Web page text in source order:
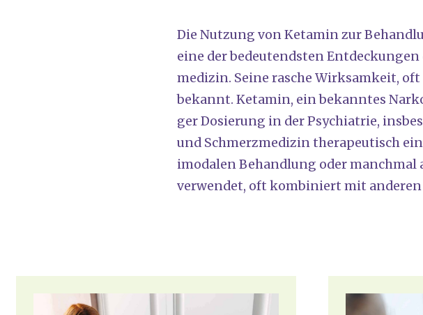
Die Nut­zung von Ket­amin zur
eine der bedeu­tends­ten
me­di­zin. Sei­ne rasche Wirk­sam­keit,
bekannt. Ket­amin, ein bekann­tes
ger Dosie­rung in der Psych­ia­trie,
und Schmerz­me­di­zin the­ra­peu­tisch
i­mo­da­len Behand­lung oder
ver­wen­det, oft kom­bi­niert mit